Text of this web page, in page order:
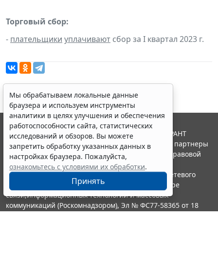
Торговый сбор:
- плательщики уплачивают сбор за I квартал 2023 г.
Мы обрабатываем локальные данные
браузера и используем инструменты
аналитики в целях улучшения и обеспечения
работоспособности сайта, статистических
исследований и обзоров. Вы можете
запретить обработку указанных данных в
настройках браузера. Пожалуйста,
ознакомьтесь с условиями их обработки.
Принять
© ООО "НПП "ГАРАНТ-СЕРВИС", 2026. Система ГАРАНТ
выпускается с 1990 года. Компания "Гарант" и ее партнеры
являются участниками Российской ассоциации правовой
информации ГАРАНТ.
Портал ГАРАНТ.РУ зарегистрирован в качестве сетевого
издания Федеральной службой по надзору в сфере
связи,информационных технологий и массовых
коммуникаций (Роскомнадзором), Эл № ФС77-58365 от 18